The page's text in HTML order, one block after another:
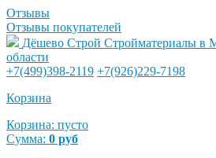
Отзывы
Отзывы покупателей
Дёшево Строй Стройматериалы в
области
+7(499)398-2119 +7(926)229-7198
Корзина
Корзина: пусто
Сумма: 0 руб